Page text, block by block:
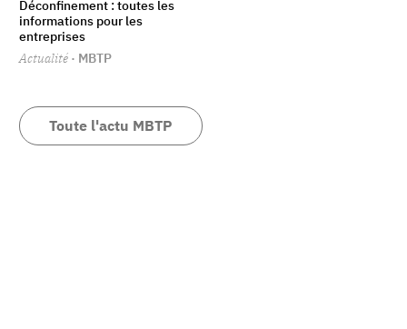
Déconfinement : toutes les
informations pour les
entreprises
Actualité · MBTP
Toute l'actu MBTP